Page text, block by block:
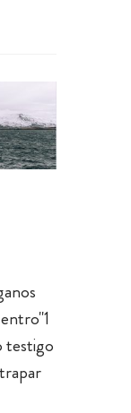
testigo